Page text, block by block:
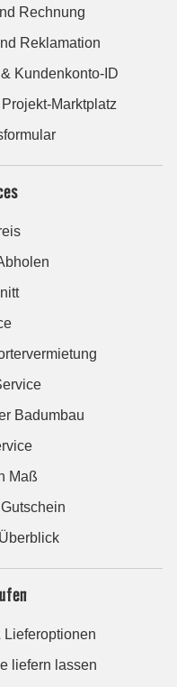
Rechnung
Reklamation
Kundenkonto-ID
Marktplatz
Badumbau
Maß
liefern lassen